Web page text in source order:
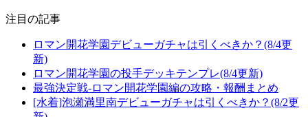
注目の記事
ロマン開花学園デビューガチャは引くべきか？(8/4更
新)
ロマン開花学園の投手デッキテンプレ(8/4更新)
最強決定戦-ロマン開花学園編の攻略・報酬まとめ
[水着]泡瀬満里南デビューガチャは引くべきか？(8/2更